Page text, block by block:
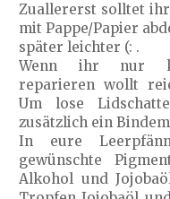
Zuallererst solltet
mit Pappe/Papier
später leichter (: .
Wenn ihr nur
reparieren wollt
Um lose
zusätzlich ein
In eure
gewünschte
Alkohol und